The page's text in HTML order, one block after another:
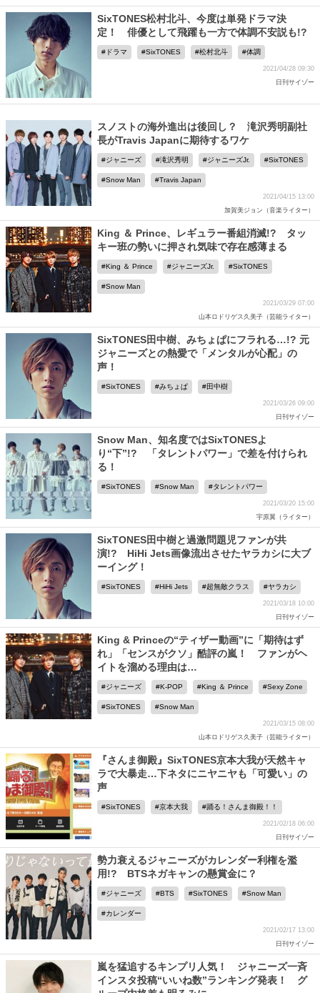
SixTONES松村北斗、今度は単発ドラマ決
定！ 俳優として飛躍も一方で体調不安説も!?
ドラマ SixTONES 松村北斗 体調
2021/04/28 09:30
日刊サイゾー
スノストの海外進出は後回し？ 滝沢秀明副社
長がTravis Japanに期待するワケ
ジャニーズ 滝沢秀明 ジャニーズJr. SixTONES
Snow Man Travis Japan
2021/04/15 13:00
加賀美ジョン（音楽ライター）
King ＆ Prince、レギュラー番組消滅!? タッ
キー班の勢いに押され気味で存在感薄まる
King ＆ Prince ジャニーズJr. SixTONES
Snow Man
2021/03/29 07:00
山本ロドリゲス久美子（芸能ライター）
SixTONES田中樹、みちょぱにフラれる…!? 元
ジャニーズとの熱愛で「メンタルが心配」の
声！
SixTONES みちょぱ 田中樹
2021/03/26 09:00
日刊サイゾー
Snow Man、知名度ではSixTONESよ
り“下”!? 「タレントパワー」で差を付けられ
る！
SixTONES Snow Man タレントパワー
2021/03/20 15:00
宇原翼（ライター）
SixTONES田中樹と過激問題児ファンが共
演!? HiHi Jets画像流出させたヤラカシに大ブ
ーイング！
SixTONES HiHi Jets 超無敵クラス ヤラカシ
2021/03/18 10:00
日刊サイゾー
King & Princeの“ティザー動画”に「期待はず
れ」「センスがクソ」酷評の嵐！ ファンがヘ
イトを溜める理由は…
ジャニーズ K-POP King ＆ Prince Sexy Zone
SixTONES Snow Man
2021/03/15 08:00
山本ロドリゲス久美子（芸能ライター）
『さんま御殿』SixTONES京本大我が天然キャ
ラで大暴走…下ネタにニヤニヤも「可愛い」の
声
SixTONES 京本大我 踊る！さんま御殿！！
2021/02/18 06:00
日刊サイゾー
勢力衰えるジャニーズがカレンダー利権を濫
用!? BTSネガキャンの懸賞金に？
ジャニーズ BTS SixTONES Snow Man
カレンダー
2021/02/17 13:00
日刊サイゾー
嵐を猛追するキンプリ人気！ ジャニーズ一斉
インスタ投稿“いいね数”ランキング発表！ グ